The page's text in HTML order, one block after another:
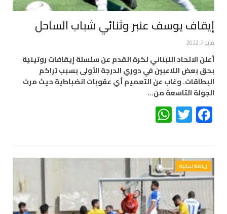
إيقاف يوسف عنبر وثنائي شباب الساحل
مايو 7, 2022
أعلن الاتحاد اللبناني لكرة القدم عن سلسلة إيقافات روتينية
بحق بعض اللاعبين في دوري الدرجة الأولى بسبب تراكم
البطاقات. وغاب عن التعميم أي عقوبات انضباطية حيث مرت
الجولة التاسعة من…
Facebook
Twitter
رياضة لبنانية